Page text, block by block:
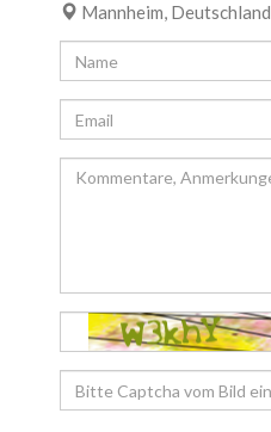
Mannheim, Deutschland